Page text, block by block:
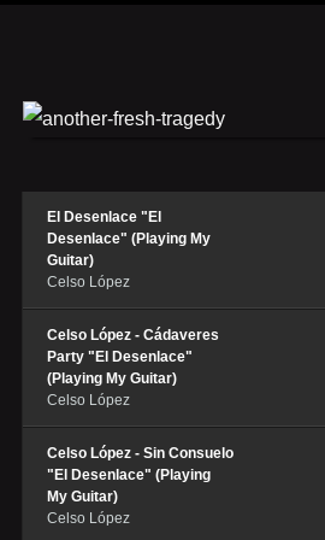
El Desenlace "El
Desenlace" (Playing My
Guitar)
Celso López
Celso López - Cádaveres
Party "El Desenlace"
(Playing My Guitar)
Celso López
Celso López - Sin Consuelo
"El Desenlace" (Playing
My Guitar)
Celso López